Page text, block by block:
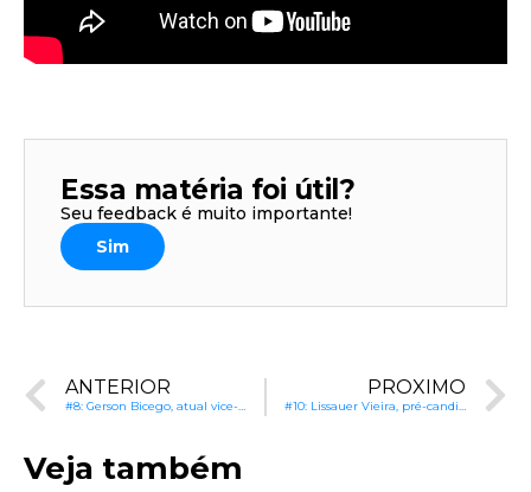
Essa matéria foi útil?
Seu feedback é muito importante!
Sim
ANTERIOR
#8: Gerson Bicego, atual vice-prefeito e pré-candidato à Prefeitura de Sorriso (MT): Expansão de salas de aula e programas educacionais inovadores
PRÓXIMO
#10: Lissauer Vieira, pré-candidato à Prefeitura de Rio Verde (GO): A importância de um planejamento eficiente
Veja também